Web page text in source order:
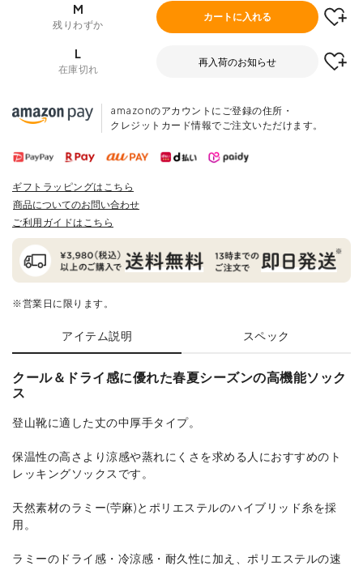
M
残りわずか
カートに入れる
L
在庫切れ
再入荷のお知らせ
amazonのアカウントにご登録の住所・
クレジットカード情報でご注文いただけます。
ギフトラッピングはこちら
商品についてのお問い合わせ
ご利用ガイドはこちら
※営業日に限ります。
アイテム説明 スペック
クール＆ドライ感に優れた春夏シーズンの高機能ソック
ス
登山靴に適した丈の中厚手タイプ。
保温性の高さより涼感や蒸れにくさを求める人におすすめのト
レッキングソックスです。
天然素材のラミー(苧麻)とポリエステルのハイブリッド糸を採
用。
ラミーのドライ感・冷涼感・耐久性に加え、ポリエステルの速